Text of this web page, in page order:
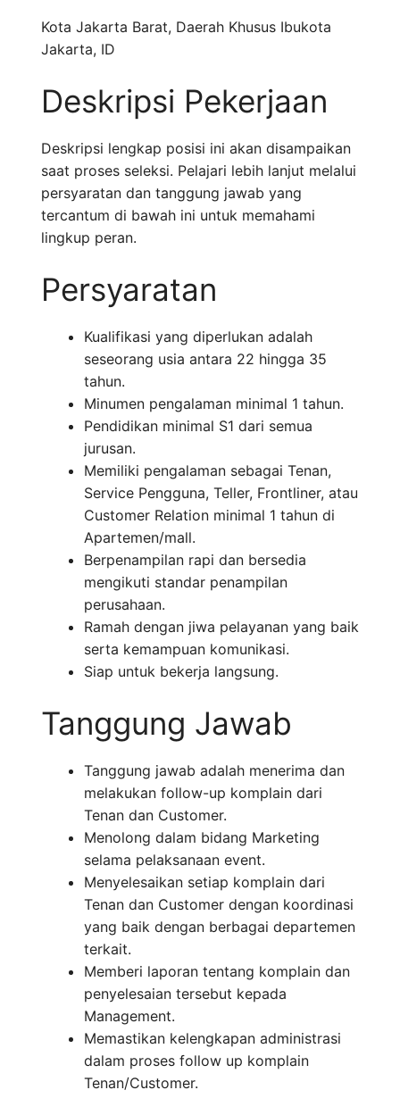
Kota Jakarta Barat, Daerah Khusus Ibukota
Jakarta, ID
Deskripsi Pekerjaan
Deskripsi lengkap posisi ini akan disampaikan
saat proses seleksi. Pelajari lebih lanjut melalui
persyaratan dan tanggung jawab yang
tercantum di bawah ini untuk memahami
lingkup peran.
Persyaratan
Kualifikasi yang diperlukan adalah
seseorang usia antara 22 hingga 35
tahun.
Minumen pengalaman minimal 1 tahun.
Pendidikan minimal S1 dari semua
jurusan.
Memiliki pengalaman sebagai Tenan,
Service Pengguna, Teller, Frontliner, atau
Customer Relation minimal 1 tahun di
Apartemen/mall.
Berpenampilan rapi dan bersedia
mengikuti standar penampilan
perusahaan.
Ramah dengan jiwa pelayanan yang baik
serta kemampuan komunikasi.
Siap untuk bekerja langsung.
Tanggung Jawab
Tanggung jawab adalah menerima dan
melakukan follow-up komplain dari
Tenan dan Customer.
Menolong dalam bidang Marketing
selama pelaksanaan event.
Menyelesaikan setiap komplain dari
Tenan dan Customer dengan koordinasi
yang baik dengan berbagai departemen
terkait.
Memberi laporan tentang komplain dan
penyelesaian tersebut kepada
Management.
Memastikan kelengkapan administrasi
dalam proses follow up komplain
Tenan/Customer.